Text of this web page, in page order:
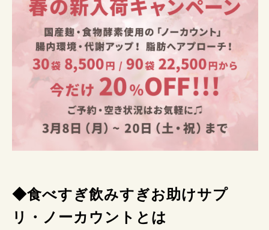
◆食べすぎ飲みすぎお助けサプ
リ・ノーカウントとは